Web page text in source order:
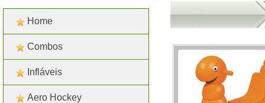
Home
Combos
Infláveis
Aero Hockey